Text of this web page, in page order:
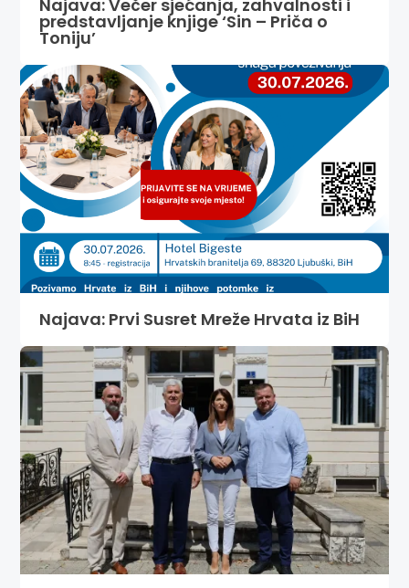
Najava: Večer sjećanja, zahvalnosti i
predstavljanje knjige ‘Sin – Priča o
Toniju’
Najava: Prvi Susret Mreže Hrvata iz BiH